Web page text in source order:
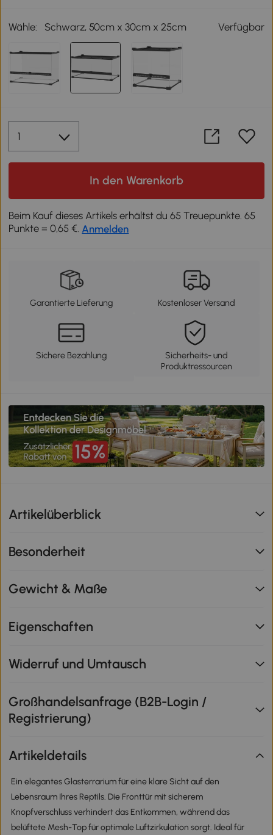
Wähle: Schwarz, 50cm x 30cm x 25cm Verfügbar
In den Warenkorb
Beim Kauf dieses Artikels erhältst du 65 Treuepunkte. 65
Punkte = 0,65 €. Anmelden
Garantierte Lieferung Kostenloser Versand
Sichere Bezahlung
Sicherheits- und
Produktressourcen
Artikelüberblick
Besonderheit
Gewicht & Maße
Eigenschaften
Widerruf und Umtausch
Großhandelsanfrage (B2B-Login /
Registrierung)
Artikeldetails
Ein elegantes Glasterrarium für eine klare Sicht auf den
Lebensraum Ihres Reptils. Die Fronttür mit sicherem
Knopfverschluss verhindert das Entkommen, während das
belüftete Mesh-Top für optimale Luftzirkulation sorgt. Ideal für